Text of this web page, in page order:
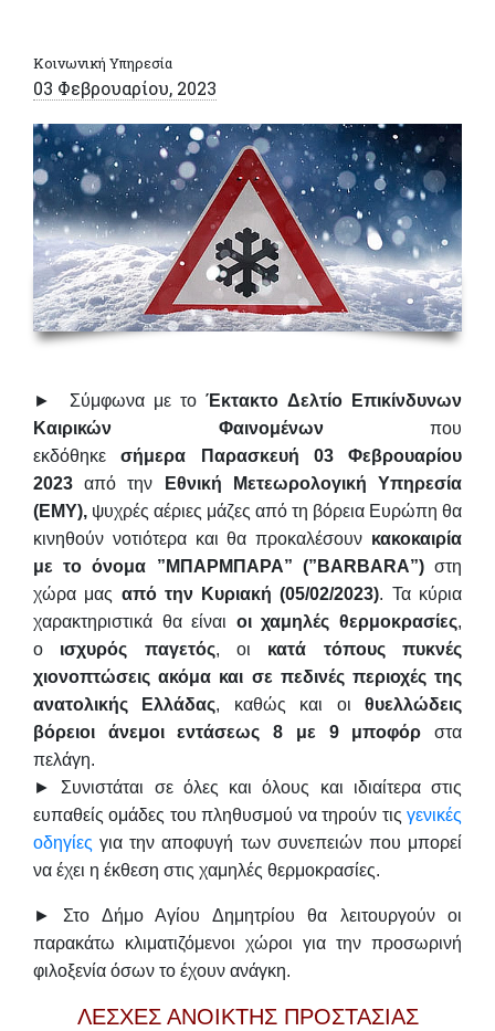
Κοινωνική Υπηρεσία
03 Φεβρουαρίου, 2023
► Σύμφωνα με τοΈκτακτο Δελτίο Επικίνδυνων
Καιρικών Φαινομένων
που
εκδόθηκεσήμερα
Παρασκευή 03 Φεβρουαρίου
2023
από την
Εθνική Μετεωρολογική Υπηρεσία
(ΕΜΥ), ψυχρές αέριες μάζες από τη βόρεια Ευρώπη θα
κινηθούν νοτιότερα και θα προκαλέσουν κακοκαιρία
με το όνομα ”ΜΠΑΡΜΠΑΡΑ” (”BARBARA”) στη
χώρα μας από την Κυριακή (05/02/2023). Τα κύρια
χαρακτηριστικά θα είναι οι χαμηλές θερμοκρασίες,
ο ισχυρός παγετός, οι κατά τόπους πυκνές
χιονοπτώσεις ακόμα και σε πεδινές περιοχές της
ανατολικής Ελλάδας, καθώς και οιθυελλώδεις
βόρειοι άνεμοι εντάσεως 8 με 9 μποφόρ στα
πελάγη.
► Συνιστάται σε όλες και όλους και ιδιαίτερα στις
ευπαθείς ομάδες του πληθυσμού να τηρούν τις γενικές
οδηγίες για την αποφυγή των συνεπειών που μπορεί
να έχει η έκθεση στις χαμηλές θερμοκρασίες.
► Στο Δήμο Αγίου Δημητρίου θα λειτουργούν οι
παρακάτω κλιματιζόμενοι χώροι για την προσωρινή
φιλοξενία όσων το έχουν ανάγκη.
ΛΕΣΧΕΣ ΑΝΟΙΚΤΗΣ ΠΡΟΣΤΑΣΙΑΣ